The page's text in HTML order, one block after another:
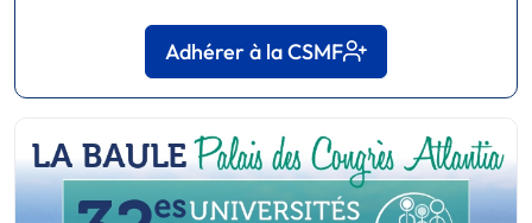
Adhérer à la CSMF